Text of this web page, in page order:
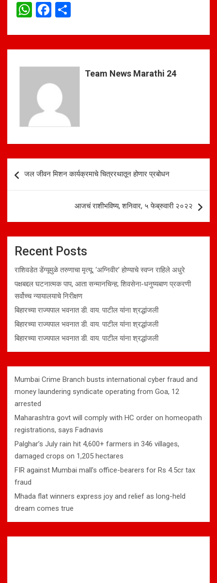
W
at
A
p
p
F
ce
o
o
k
ar
Team News Marathi 24
navigation
जल जीवन मिशन कार्यक्रमाचे चित्ररथातून होणार प्रबोधन
आजचं राशीभविष्य, शनिवार, ५ फेब्रुवारी २०२२
Recent Posts
राशिवडेत डेंग्यूमुळे तरुणाचा मृत्यू; ‘अग्निवीर’ होण्याचे स्वप्न राहिले अधुरे
पक्षबद्दल घटनात्मक पाप, आता सन्मानचिन्ह; शिवसेना-धनुष्यबाण प्रकरणी
सर्वोच्च न्यायालयाचे निरीक्षण
बिहारच्या राज्यपाल भवनात डी. वाय. पाटील यांना श्रद्धांजली
बिहारच्या राज्यपाल भवनात डी. वाय. पाटील यांना श्रद्धांजली
बिहारच्या राज्यपाल भवनात डी. वाय. पाटील यांना श्रद्धांजली
Mumbai Crime Branch busts international cyber fraud and
money laundering syndicate operating from Goa, 12
arrested
Maharashtra govt will comply with HC order on homeopath
registrations, says Fadnavis
Palghar’s July rain hit 4,600+ farmers in 346 villages,
damaged crops on 1,205 hectares
FIR against Mumbai mall’s office-bearers for Rs 4.5cr tax
fraud
Mhada flat winners express joy and relief as long-held
dream comes true